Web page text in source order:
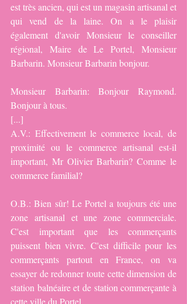
est très ancien, qui est un magasin artisanal et
qui vend de la laine. On a le plaisir
également d'avoir Monsieur le conseiller
régional, Maire de Le Portel, Monsieur
Barbarin. Monsieur Barbarin bonjour.
Monsieur Barbarin: Bonjour Raymond.
Bonjour à tous.
[...]
A.V.: Effectivement le commerce local, de
proximité ou le commerce artisanal est-il
important, Mr Olivier Barbarin? Comme le
commerce familial?
O.B.: Bien sûr! Le Portel a toujours été une
zone artisanal et une zone commerciale.
C'est important que les commerçants
puissent bien vivre. C'est difficile pour les
commerçants partout en France, on va
essayer de redonner toute cette dimension de
station balnéaire et de station commerçante à